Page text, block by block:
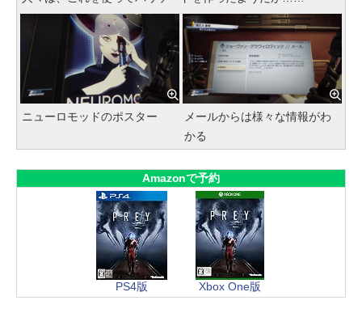
ニューロモッドのポスター
メールからは様々な情報がわ
かる
Amazonで予約
PS4版 Xbox One版